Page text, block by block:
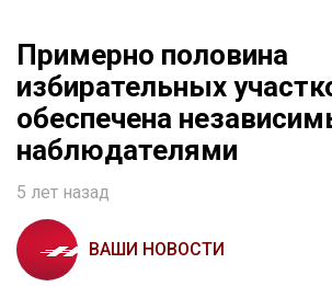
Примерно половина
избирательных
обеспечена
наблюдателями
5 лет назад
ВАШИ НОВОСТИ